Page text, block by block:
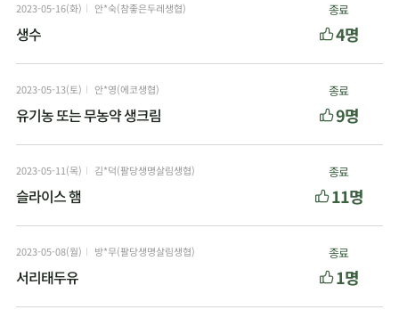
2023-05-16(화) 안*숙(참좋은두레생협)
생수
종료
4명
2023-05-13(토) 안*영(에코생협)
유기농 또는 무농약 생크림
종료
9명
2023-05-11(목) 김*덕(팔당생명살림생협)
슬라이스 햄
종료
11명
2023-05-08(월) 방*무(팔당생명살림생협)
서리태두유
종료
1명